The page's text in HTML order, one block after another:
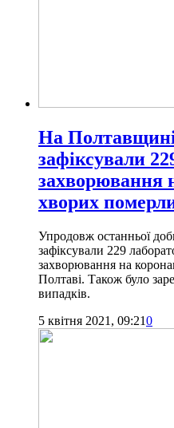
На Полтавщині
зафіксували
захворювання
хворих
Упродовж останньої
зафіксували 229
захворювання на
Полтаві. Також було
випадків.
5 квітня 2021, 09:210